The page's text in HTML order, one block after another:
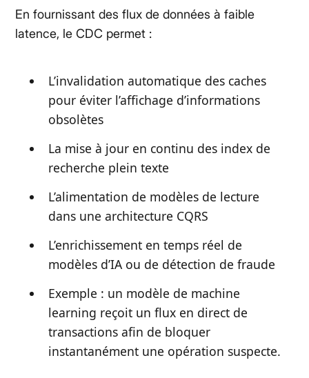
En fournissant des flux de données à faible
latence, le CDC permet :
L’invalidation automatique des caches
pour éviter l’affichage d’informations
obsolètes
La mise à jour en continu des index de
recherche plein texte
L’alimentation de modèles de lecture
dans une architecture CQRS
L’enrichissement en temps réel de
modèles d’IA ou de détection de fraude
Exemple : un modèle de machine
learning reçoit un flux en direct de
transactions afin de bloquer
instantanément une opération suspecte.